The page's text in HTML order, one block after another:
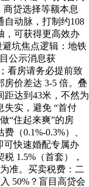
商贷选择等额本息
自动脉，打制约108
，可获得更高效办
坑焦点逻辑：地铁
公示消息获
看房请务必提前致
价差达 3-5 倍。叠
距达到43米，不然为
失实，避免 “首付
“住起来爽”的房
（0.1%-0.3%）、
可快速婚配专属办
1.5%（首套），
准。买卖税费：二
50%？盲目高贷会